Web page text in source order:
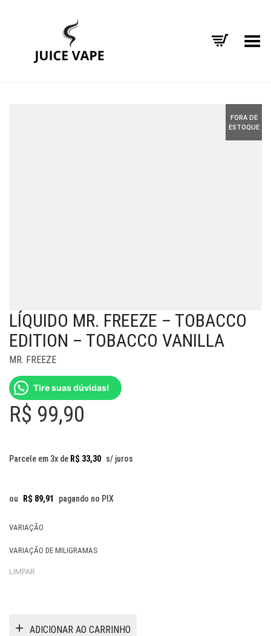
Alternar Menu
FORA DE
ESTOQUE
LÍQUIDO MR. FREEZE – TOBACCO
EDITION – TOBACCO VANILLA
MR. FREEZE
Tire suas dúvidas!
R$ 99,90
Parcele em 3x de R$ 33,30 s/ juros
ou R$ 89,91 pagando no PIX
VARIAÇÃO
VARIAÇÃO DE MILIGRAMAS
LIMPAR
ADICIONAR AO CARRINHO